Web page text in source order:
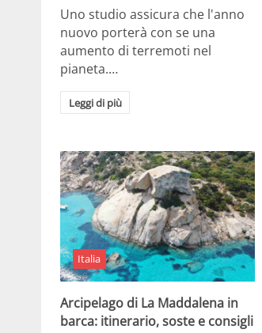
Uno studio assicura che l'anno
nuovo porterà con se una
aumento di terremoti nel
pianeta.…
Leggi di più
Italia
Arcipelago di La Maddalena in
barca: itinerario, soste e consigli